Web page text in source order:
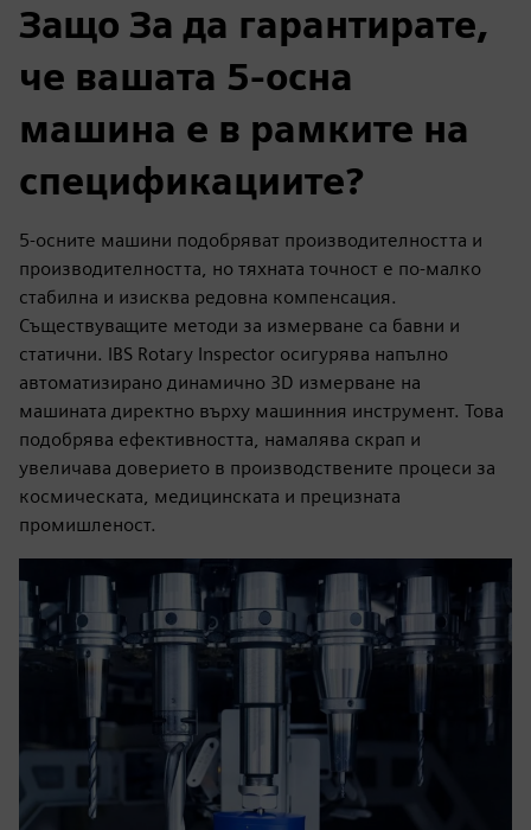
Защо За да гарантирате,
че вашата 5-осна
машина е в рамките на
спецификациите?
5-осните машини подобряват производителността и
производителността, но тяхната точност е по-малко
стабилна и изисква редовна компенсация.
Съществуващите методи за измерване са бавни и
статични. IBS Rotary Inspector осигурява напълно
автоматизирано динамично 3D измерване на
машината директно върху машинния инструмент. Това
подобрява ефективността, намалява скрап и
увеличава доверието в производствените процеси за
космическата, медицинската и прецизната
промишленост.